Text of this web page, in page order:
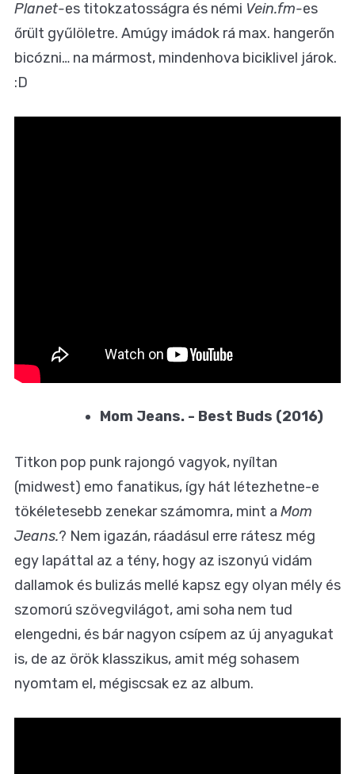
Planet-es titokzatosságra és némi Vein.fm-es
őrült gyűlöletre. Amúgy imádok rá max. hangerőn
bicózni… na mármost, mindenhova biciklivel járok.
:D
Mom Jeans. - Best Buds (2016)
Titkon pop punk rajongó vagyok, nyíltan
(midwest) emo fanatikus, így hát létezhetne-e
tökéletesebb zenekar számomra, mint a Mom
Jeans.? Nem igazán, ráadásul erre rátesz még
egy lapáttal az a tény, hogy az iszonyú vidám
dallamok és bulizás mellé kapsz egy olyan mély és
szomorú szövegvilágot, ami soha nem tud
elengedni, és bár nagyon csípem az új anyagukat
is, de az örök klasszikus, amit még sohasem
nyomtam el, mégiscsak ez az album.